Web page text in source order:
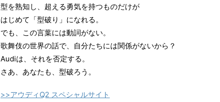
型を熟知し、超える勇気を持つものだけが
はじめて「型破り」になれる。
でも、この言葉には動詞がない。
歌舞伎の世界の話で、自分たちには関係がないから？
Audiは、それを否定する。
さあ、あなたも、型破ろう。
>>アウディQ2 スペシャルサイト